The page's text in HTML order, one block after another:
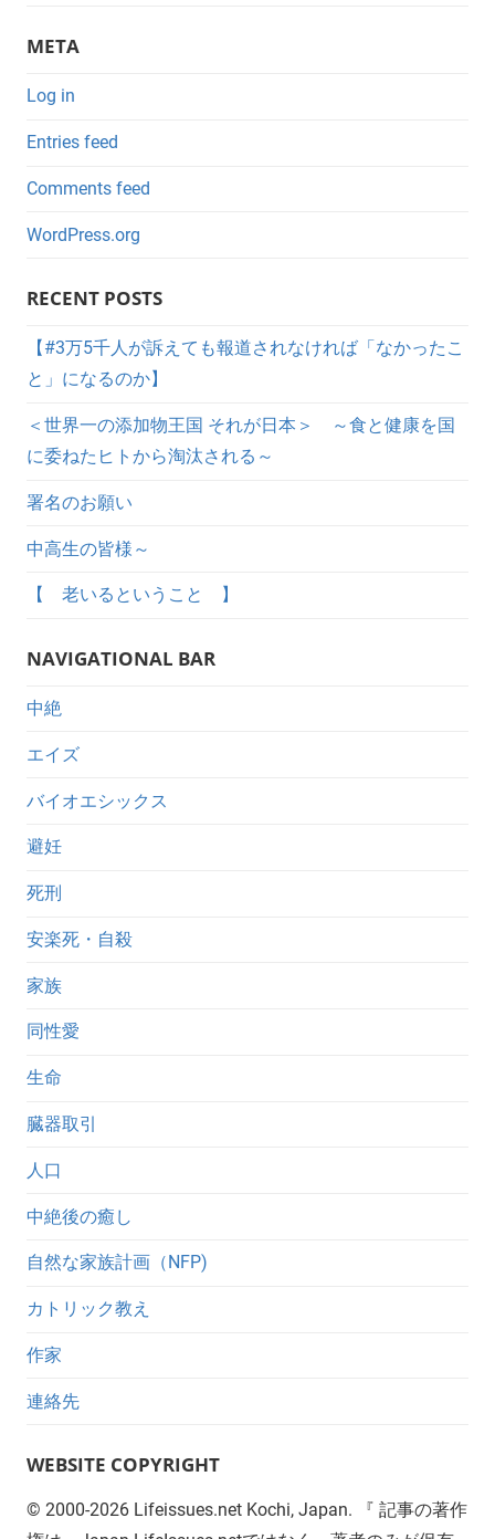
META
Log in
Entries feed
Comments feed
WordPress.org
RECENT POSTS
【#3万5千人が訴えても報道されなければ「なかったこ
と」になるのか】
＜世界一の添加物王国 それが日本＞ ～食と健康を国
に委ねたヒトから淘汰される～
署名のお願い
中高生の皆様～
【 老いるということ 】
NAVIGATIONAL BAR
中絶
エイズ
バイオエシックス
避妊
死刑
安楽死・自殺
家族
同性愛
生命
臓器取引
人口
中絶後の癒し
自然な家族計画（NFP)
カトリック教え
作家
連絡先
WEBSITE COPYRIGHT
© 2000-2026 Lifeissues.net Kochi, Japan. 『 記事の著作